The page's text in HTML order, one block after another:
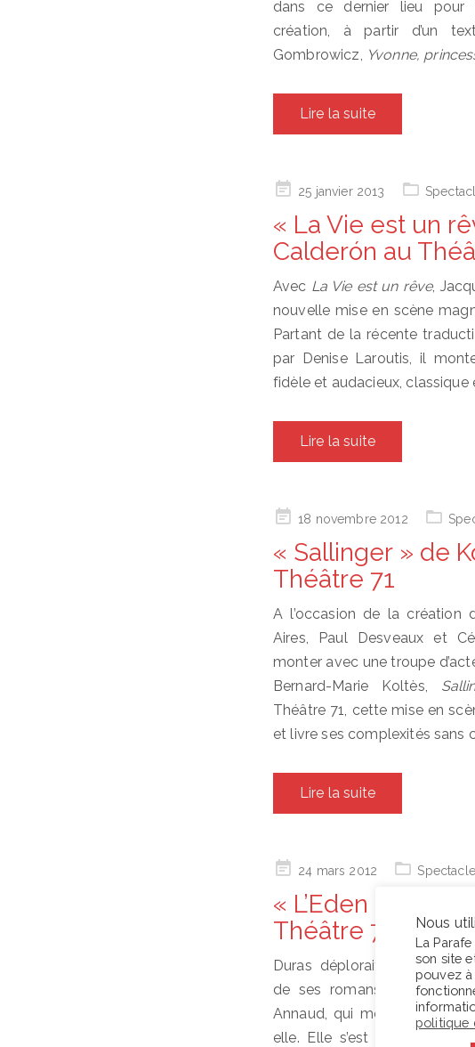
dans ce dernier lieu pour
création, à partir d’un
Gombrowicz,
Yvonne,
Lire la suite
Posted25 janvier 2013
« La Vie est un
Calderón au
Avec La Vie est un rêve,
nouvelle mise en scène
Partant de la récente
par Denise Laroutis, il
fidèle et audacieux, classique
Lire la suite
Posted18 novembre 2012
« Sallinger » de
Théâtre 71
A l’occasion de la création
Aires, Paul Desveaux et
monter avec une troupe
Bernard-Marie Koltès,
Théâtre 71, cette mise en
et livre ses complexités sans
Lire la suite
Posted24 mars 2012
« L’Eden Cinéma
Théâtre 71 :
Duras déplorait les
de ses romans par René
Annaud, qui modifiaient le
elle. Elle s’est elle-même
Nous
La
son site
pouvez
politique